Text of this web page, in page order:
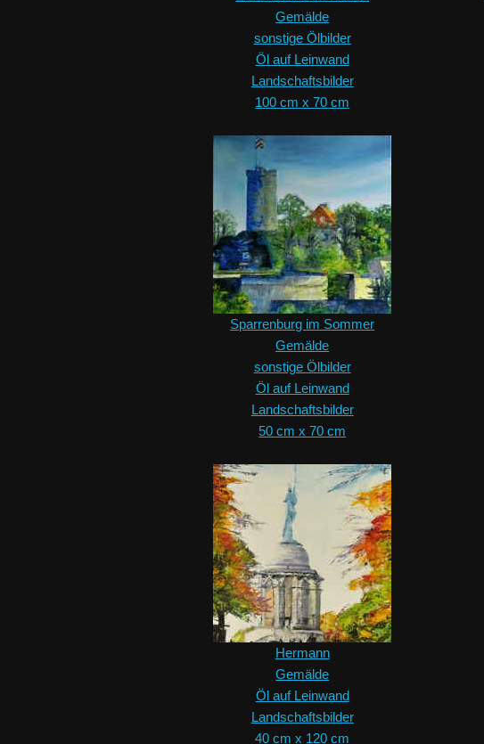
Gemälde
sonstige Ölbilder
Öl auf Leinwand
Landschaftsbilder
100 cm x 70 cm
Sparrenburg im Sommer
Gemälde
sonstige Ölbilder
Öl auf Leinwand
Landschaftsbilder
50 cm x 70 cm
Hermann
Gemälde
Öl auf Leinwand
Landschaftsbilder
40 cm x 120 cm